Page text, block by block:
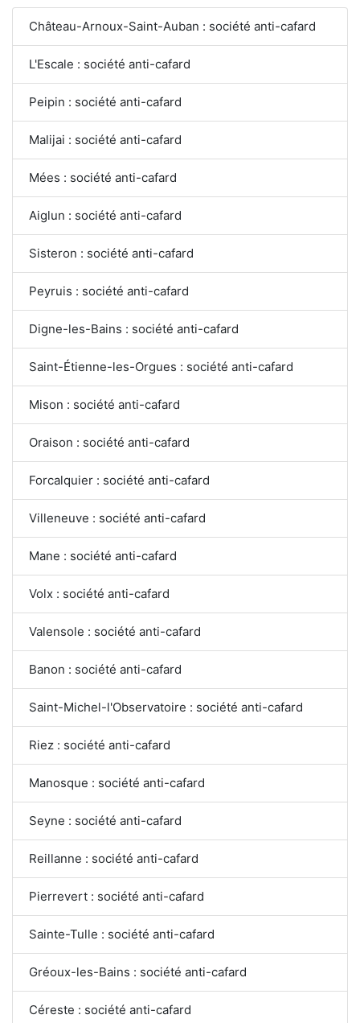
Château-Arnoux-Saint-Auban : société anti-cafard
L'Escale : société anti-cafard
Peipin : société anti-cafard
Malijai : société anti-cafard
Mées : société anti-cafard
Aiglun : société anti-cafard
Sisteron : société anti-cafard
Peyruis : société anti-cafard
Digne-les-Bains : société anti-cafard
Saint-Étienne-les-Orgues : société anti-cafard
Mison : société anti-cafard
Oraison : société anti-cafard
Forcalquier : société anti-cafard
Villeneuve : société anti-cafard
Mane : société anti-cafard
Volx : société anti-cafard
Valensole : société anti-cafard
Banon : société anti-cafard
Saint-Michel-l'Observatoire : société anti-cafard
Riez : société anti-cafard
Manosque : société anti-cafard
Seyne : société anti-cafard
Reillanne : société anti-cafard
Pierrevert : société anti-cafard
Sainte-Tulle : société anti-cafard
Gréoux-les-Bains : société anti-cafard
Céreste : société anti-cafard